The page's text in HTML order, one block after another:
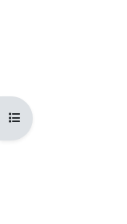
Открыть оглавление